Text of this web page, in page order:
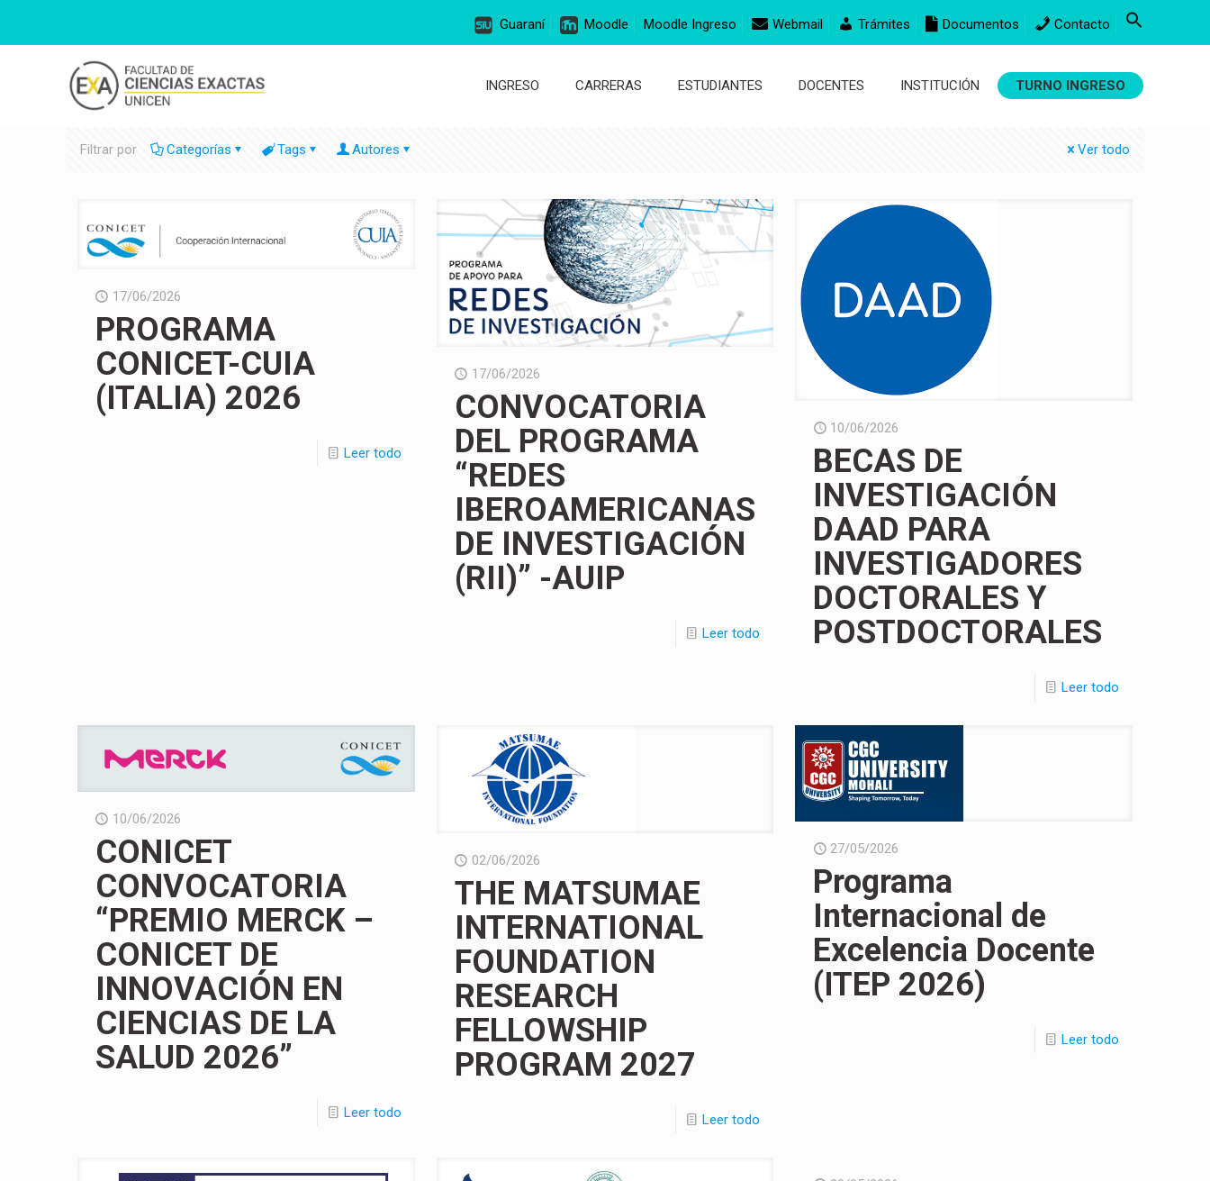
Guaraní Moodle Moodle Ingreso Webmail Trámites Documentos Contacto
INGRESO CARRERAS ESTUDIANTES DOCENTES INSTITUCIÓN TURNO INGRESO
Filtrar por Categorías Tags Autores Ver todo
17/06/2026
PROGRAMA
CONICET-CUIA
(ITALIA) 2026
Leer todo
17/06/2026
CONVOCATORIA
DEL PROGRAMA
“REDES
IBEROAMERICANAS
DE INVESTIGACIÓN
(RII)” -AUIP
Leer todo
10/06/2026
BECAS DE
INVESTIGACIÓN
DAAD PARA
INVESTIGADORES
DOCTORALES Y
POSTDOCTORALES
Leer todo
10/06/2026
CONICET
CONVOCATORIA
“PREMIO MERCK –
CONICET DE
INNOVACIÓN EN
CIENCIAS DE LA
SALUD 2026”
Leer todo
02/06/2026
THE MATSUMAE
INTERNATIONAL
FOUNDATION
RESEARCH
FELLOWSHIP
PROGRAM 2027
Leer todo
27/05/2026
Programa
Internacional de
Excelencia Docente
(ITEP 2026)
Leer todo